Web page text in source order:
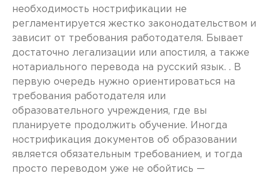
необходимость нострификации не
регламентируется жестко законодательством и
зависит от требования работодателя. Бывает
достаточно легализации или апостиля, а также
нотариального перевода на русский язык. . В
первую очередь нужно ориентироваться на
требования работодателя или
образовательного учреждения, где вы
планируете продолжить обучение. Иногда
нострификация документов об образовании
является обязательным требованием, и тогда
просто переводом уже не обойтись —